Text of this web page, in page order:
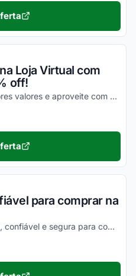
Loja Virtual com
off!
Usufrua ainda hoje dos melhores valores e aproveite com vantagens incríveis!
para comprar na
A loja virtual Molekinha é boa, confiável e segura para compras online. Pesquise, confira os comentários e constate!